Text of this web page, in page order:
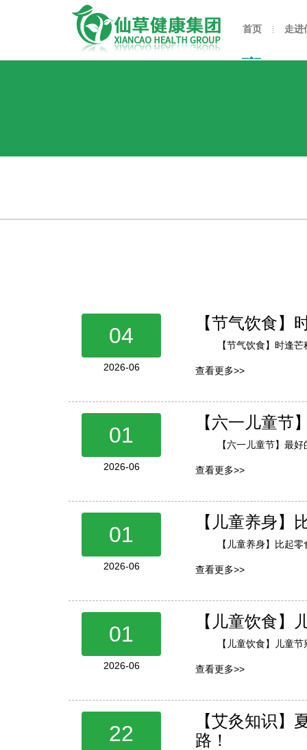
首页 走进
04
2026-06
【节气饮食】
【节气饮食】时逢
查看更多>>
01
2026-06
【六一儿童节
【六一儿童节】最
查看更多>>
01
2026-06
【儿童养身】
【儿童养身】比起
查看更多>>
01
2026-06
【儿童饮食】
【儿童饮食】儿童
查看更多>>
22
【艾灸知识
路！